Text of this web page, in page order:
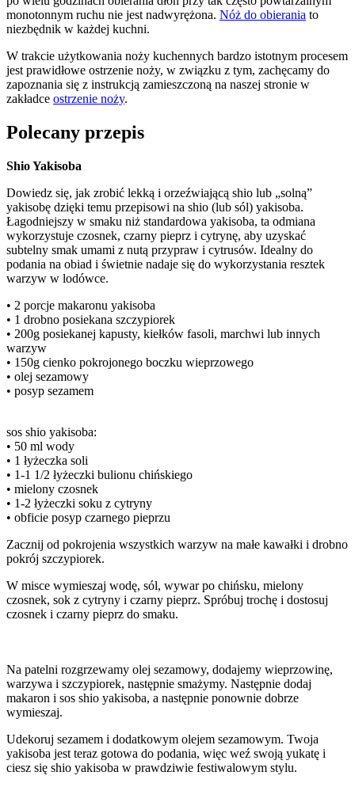
monotonnym ruchu nie jest nadwyrężona. Nóż do obierania to
niezbędnik w każdej kuchni.
W trakcie użytkowania noży kuchennych bardzo istotnym procesem
jest prawidłowe ostrzenie noży, w związku z tym, zachęcamy do
zapoznania się z instrukcją zamieszczoną na naszej stronie w
zakładce ostrzenie noży.
Polecany przepis
Shio Yakisoba
Dowiedz się, jak zrobić lekką i orzeźwiającą shio lub „solną”
yakisobę dzięki temu przepisowi na shio (lub sól) yakisoba.
Łagodniejszy w smaku niż standardowa yakisoba, ta odmiana
wykorzystuje czosnek, czarny pieprz i cytrynę, aby uzyskać
subtelny smak umami z nutą przypraw i cytrusów. Idealny do
podania na obiad i świetnie nadaje się do wykorzystania resztek
warzyw w lodówce.
• 2 porcje makaronu yakisoba
• 1 drobno posiekana szczypiorek
• 200g posiekanej kapusty, kiełków fasoli, marchwi lub innych
warzyw
• 150g cienko pokrojonego boczku wieprzowego
• olej sezamowy
• posyp sezamem
sos shio yakisoba:
• 50 ml wody
• 1 łyżeczka soli
• 1-1 1/2 łyżeczki bulionu chińskiego
• mielony czosnek
• 1-2 łyżeczki soku z cytryny
• obficie posyp czarnego pieprzu
Zacznij od pokrojenia wszystkich warzyw na małe kawałki i drobno
pokrój szczypiorek.
W misce wymieszaj wodę, sól, wywar po chińsku, mielony
czosnek, sok z cytryny i czarny pieprz. Spróbuj trochę i dostosuj
czosnek i czarny pieprz do smaku.
Na patelni rozgrzewamy olej sezamowy, dodajemy wieprzowinę,
warzywa i szczypiorek, następnie smażymy. Następnie dodaj
makaron i sos shio yakisoba, a następnie ponownie dobrze
wymieszaj.
Udekoruj sezamem i dodatkowym olejem sezamowym. Twoja
yakisoba jest teraz gotowa do podania, więc weź swoją yukatę i
ciesz się shio yakisoba w prawdziwie festiwalowym stylu.